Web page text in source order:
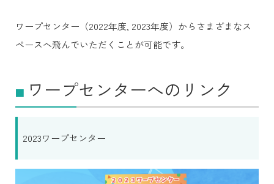
ワープセンター（2022年度, 2023年度）からさまざまなス
ペースへ飛んでいただくことが可能です。
■ ワープセンターへのリンク
2023ワープセンター